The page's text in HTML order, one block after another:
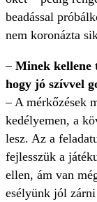
beadással
nem koronázta
– Minek kellene
hogy jó szívvel
– A mérkőzések
kedélyemen, a
lesz. Az a
fejlesszük a
ellen, ám van
esélyünk jól